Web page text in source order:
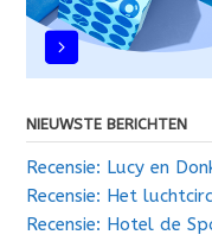
NIEUWSTE BERICHTEN
Recensie: Lucy en
Recensie: Het
Recensie: Hotel de